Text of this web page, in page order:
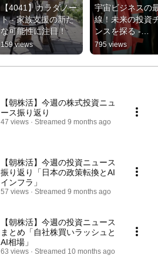
【4041】カラダノー
ト - 家族支援の新た
な可能性に注目！
159 views
宇宙ビジネスの
線！未来の投資
ンスを探る -
【9348】ispace
795 views
【朝株活】今週の株式投資ニュ
ース振り返り
47 views Streamed 9 months ago
【朝株活】今週の投資ニュース
振り返り「日本の政策転換とAI
インフラ」
57 views Streamed 9 months ago
【朝株活】今週の投資ニュース
まとめ「自社株買いラッシュと
AI相場」
63 views Streamed 10 months ago